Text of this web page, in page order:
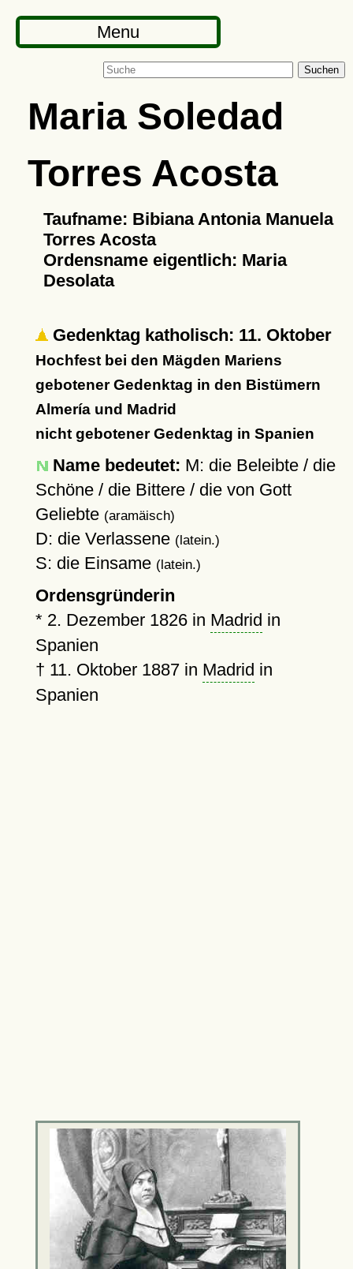
Menu
Suchen
Maria Soledad
Torres Acosta
Taufname: Bibiana Antonia Manuela
Torres Acosta
Ordensname eigentlich: Maria
Desolata
Gedenktag katholisch: 11. Oktober
Hochfest bei den Mägden Mariens
gebotener Gedenktag in den Bistümern
Almería und Madrid
nicht gebotener Gedenktag in Spanien
Name bedeutet: M: die Beleibte / die
Schöne / die Bittere / die von Gott
Geliebte (aramäisch)
D: die Verlassene (latein.)
S: die Einsame (latein.)
Ordensgründerin
* 2. Dezember 1826in Madrid in
Spanien
† 11. Oktober 1887in Madrid in
Spanien